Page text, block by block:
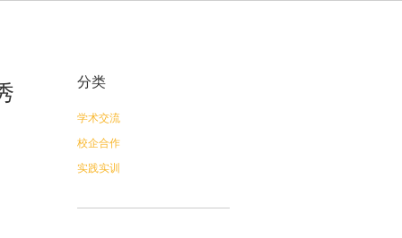
分类
学术交流
校企合作
实践实训